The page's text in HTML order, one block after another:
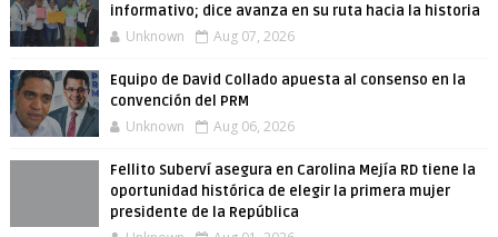
informativo; dice avanza en su ruta hacia la historia
Unknown Aug 07, 2026
Equipo de David Collado apuesta al consenso en la
convención del PRM
Unknown Aug 06, 2026
Fellito Suberví asegura en Carolina Mejía RD tiene la
oportunidad histórica de elegir la primera mujer
presidente de la República